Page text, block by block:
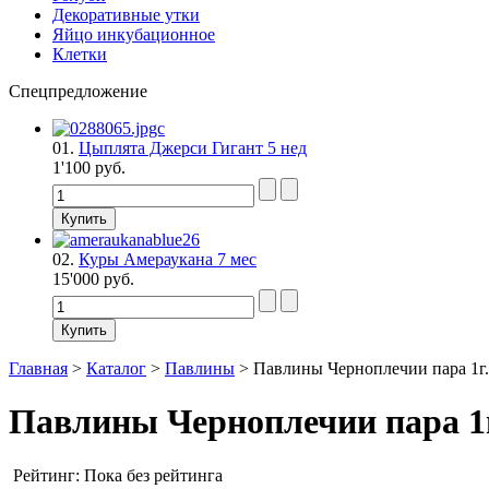
Декоративные утки
Яйцо инкубационное
Клетки
Спецпредложение
01. Цыплята Джерси Гигант 5 нед
1'100 руб.
02. Куры Амераукана 7 мес
15'000 руб.
Главная > Каталог > Павлины > Павлины Черноплечии пара 1г.
Павлины Черноплечии пара
Рейтинг: Пока без рейтинга